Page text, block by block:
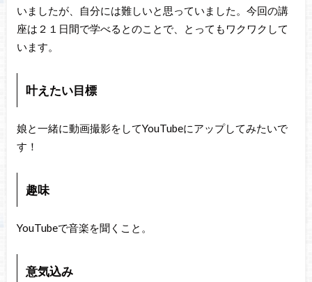
いましたが、自分には難しいと思っていました。今回の講
座は２１日間で学べるとのことで、とってもワクワクして
います。
叶えたい目標
娘と一緒に動画撮影をしてYouTubeにアップしてみたいで
す！
趣味
YouTubeで音楽を聞くこと。
意気込み